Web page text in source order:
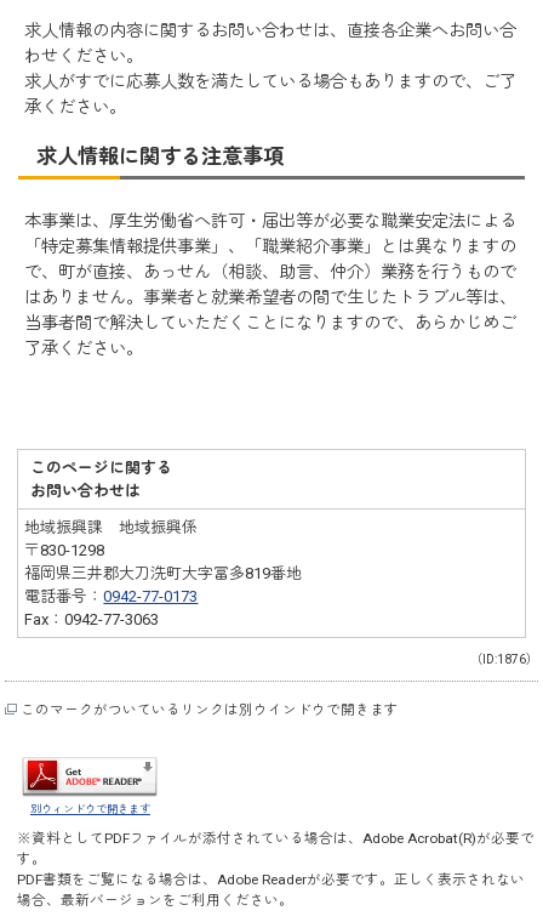
求人情報の内容に関するお問い合わせは、直接各企業へお問い合
わせください。
求人がすでに応募人数を満たしている場合もありますので、ご了
承ください。
求人情報に関する注意事項
本事業は、厚生労働省へ許可・届出等が必要な職業安定法による
「特定募集情報提供事業」、「職業紹介事業」とは異なりますの
で、町が直接、あっせん（相談、助言、仲介）業務を行うもので
はありません。事業者と就業希望者の間で生じたトラブル等は、
当事者間で解決していただくことになりますので、あらかじめご
了承ください。
このページに関する
お問い合わせは
地域振興課 地域振興係
〒830-1298
福岡県三井郡大刀洗町大字冨多819番地
電話番号：0942-77-0173
Fax：0942-77-3063
（ID:1876）
このマークがついているリンクは別ウインドウで開きます
別ウィンドウで開きます
※資料としてPDFファイルが添付されている場合は、Adobe Acrobat(R)が必要で
す。
PDF書類をご覧になる場合は、Adobe Readerが必要です。正しく表示されない
場合、最新バージョンをご利用ください。